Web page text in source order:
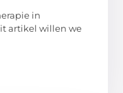
in
artikel willen we